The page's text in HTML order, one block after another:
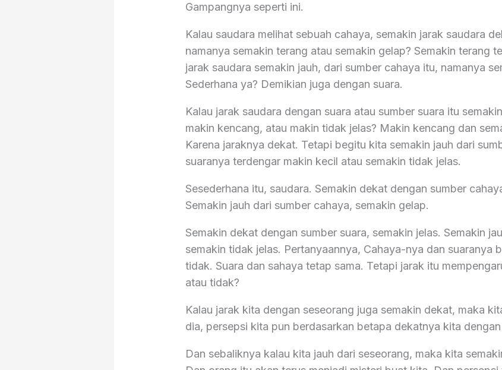
Gampangnya seperti ini.
Kalau saudara melihat sebuah cahaya, semakin jarak saudara
namanya semakin terang atau semakin gelap? Semakin terang
jarak saudara semakin jauh, dari sumber cahaya itu, namanya
Sederhana ya? Demikian juga dengan suara.
Kalau jarak saudara dengan suara atau sumber suara itu
makin kencang, atau makin tidak jelas? Makin kencang dan
Karena jaraknya dekat. Tetapi begitu kita semakin jauh dari
suaranya terdengar makin kecil atau semakin tidak jelas.
Sesederhana itu, saudara. Semakin dekat dengan sumber
Semakin jauh dari sumber cahaya, semakin gelap.
Semakin dekat dengan sumber suara, semakin jelas. Semakin
semakin tidak jelas. Pertanyaannya, Cahaya-nya dan suaranya
tidak. Suara dan sahaya tetap sama. Tetapi jarak itu
atau tidak?
Kalau jarak kita dengan seseorang juga semakin dekat, maka
dia, persepsi kita pun berdasarkan betapa dekatnya kita
Dan sebaliknya kalau kita jauh dari seseorang, maka kita